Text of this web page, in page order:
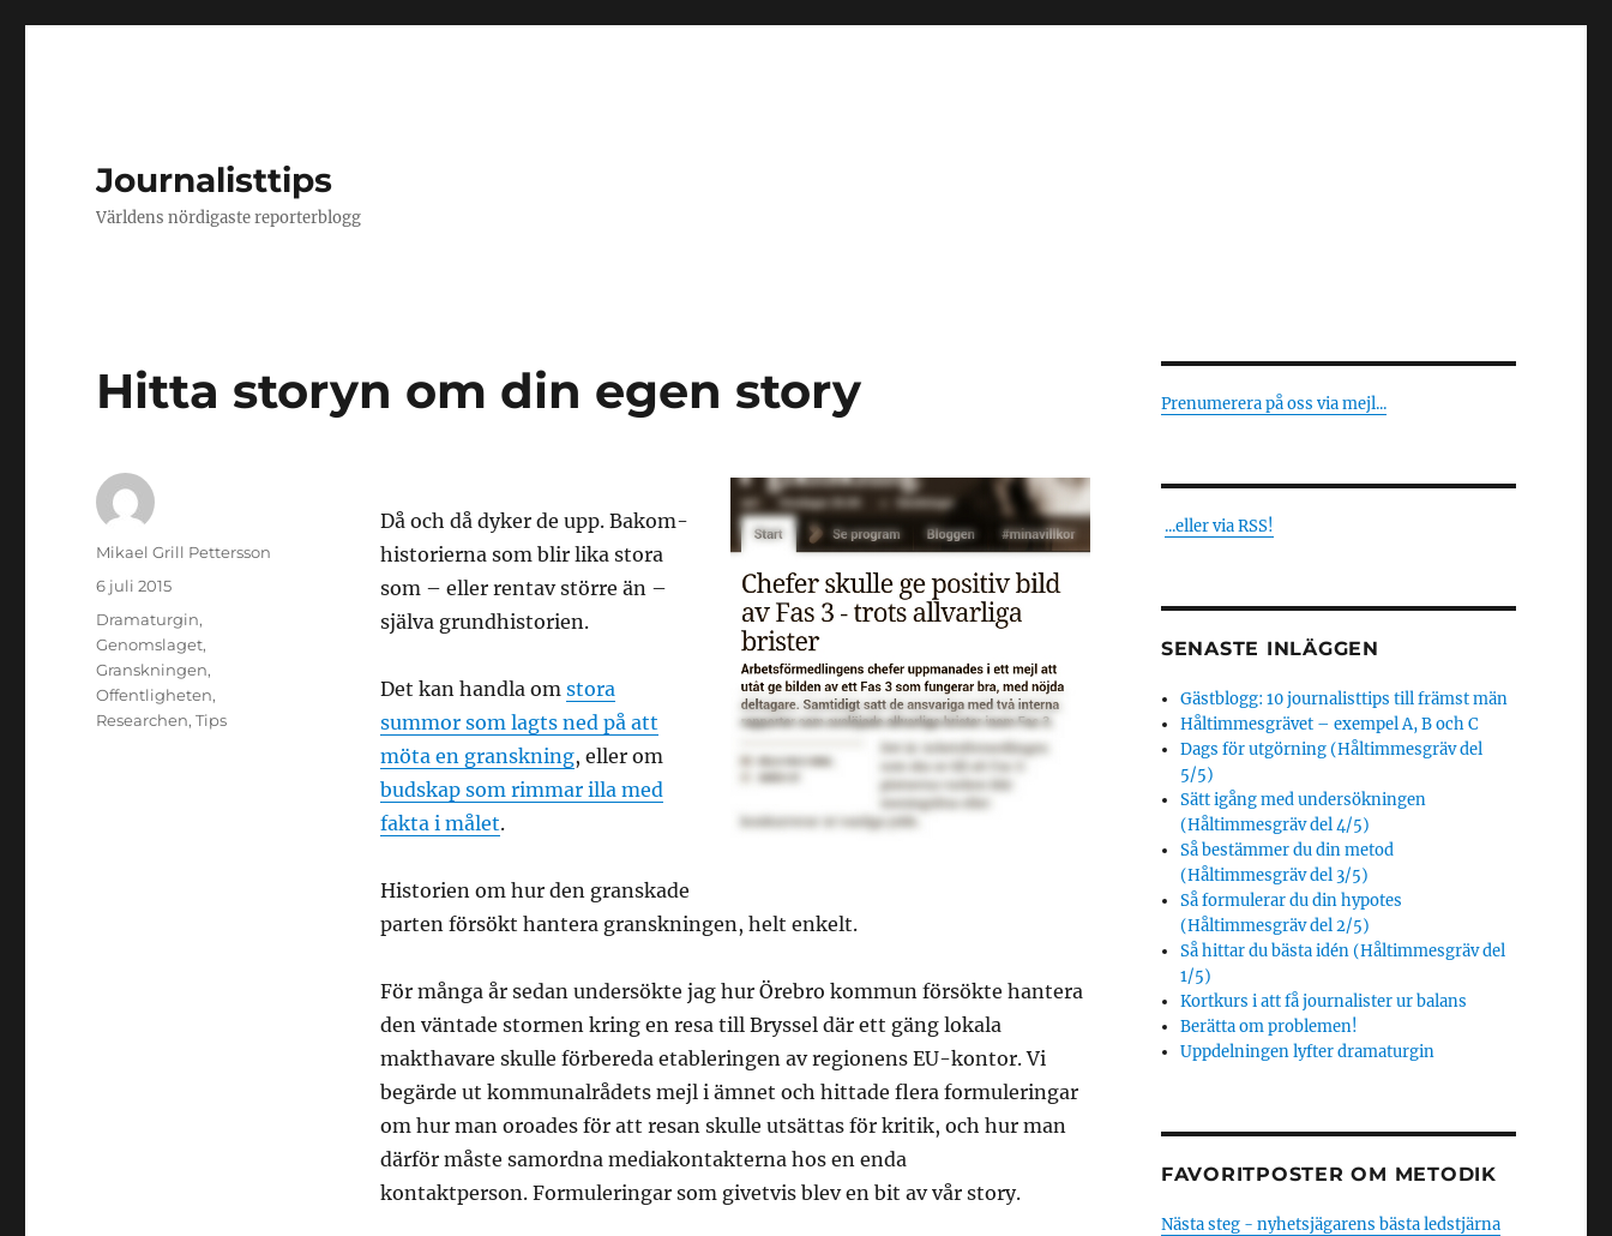
Journalisttips
Världens nördigaste reporterblogg
Hitta storyn om din egen story
Då och då dyker de upp. Bakom-
historierna som blir lika stora
som – eller rentav större än –
själva grundhistorien.
Det kan handla om stora
summor som lagts ned på att
möta en granskning, eller om
budskap som rimmar illa med
fakta i målet.
Historien om hur den granskade
parten försökt hantera granskningen, helt enkelt.
För många år sedan undersökte jag hur Örebro kommun försökte hantera
den väntade stormen kring en resa till Bryssel där ett gäng lokala
makthavare skulle förbereda etableringen av regionens EU-kontor. Vi
begärde ut kommunalrådets mejl i ämnet och hittade flera formuleringar
om hur man oroades för att resan skulle utsättas för kritik, och hur man
därför måste samordna mediakontakterna hos en enda
kontaktperson. Formuleringar som givetvis blev en bit av vår story.
Författare
Mikael Grill Pettersson
Publicerat
6 juli 2015
Kategorier
Dramaturgin,
Genomslaget,
Granskningen,
Offentligheten,
Researchen,Tips
Prenumerera på oss via mejl...
...eller via RSS!
SENASTE INLÄGGEN
Gästblogg: 10 journalisttips till främst män
Håltimmesgrävet – exempel A, B och C
Dags för utgörning (Håltimmesgräv del
5/5)
Sätt igång med undersökningen
(Håltimmesgräv del 4/5)
Så bestämmer du din metod
(Håltimmesgräv del 3/5)
Så formulerar du din hypotes
(Håltimmesgräv del 2/5)
Så hittar du bästa idén (Håltimmesgräv del
1/5)
Kortkurs i att få journalister ur balans
Berätta om problemen!
Uppdelningen lyfter dramaturgin
FAVORITPOSTER OM METODIK
Nästa steg - nyhetsjägarens bästa ledstjärna